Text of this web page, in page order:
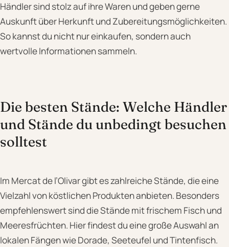
Händler sind stolz auf ihre Waren und geben gerne
Auskunft über Herkunft und Zubereitungsmöglichkeiten.
So kannst du nicht nur einkaufen, sondern auch
wertvolle Informationen sammeln.
Die besten Stände: Welche Händler
und Stände du unbedingt besuchen
solltest
Im Mercat de l’Olivar gibt es zahlreiche Stände, die eine
Vielzahl von köstlichen Produkten anbieten. Besonders
empfehlenswert sind die Stände mit frischem Fisch und
Meeresfrüchten. Hier findest du eine große Auswahl an
lokalen Fängen wie Dorade, Seeteufel und Tintenfisch.